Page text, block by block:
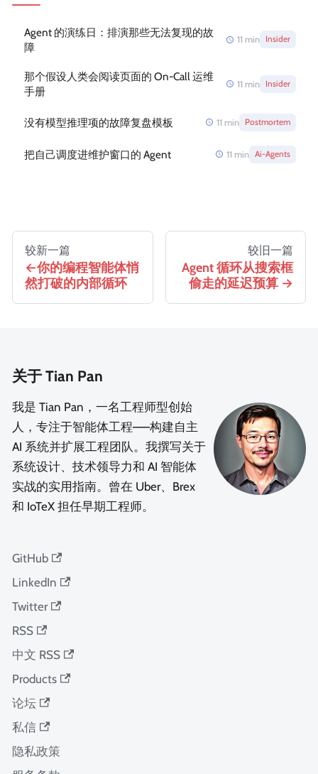
Agent 的演练日：排演那些无法复现的故
障
11 min Insider
那个假设人类会阅读页面的 On-Call 运维
手册
11 min Insider
没有模型推理项的故障复盘模板 11 min Postmortem
把自己调度进维护窗口的 Agent 11 min Ai-Agents
较新一篇
你的编程智能体悄
然打破的内部循环
较旧一篇
Agent 循环从搜索框
偷走的延迟预算
关于 Tian Pan
我是 Tian Pan，一名工程师型创始
人，专注于智能体工程——构建自主
AI 系统并扩展工程团队。我撰写关于
系统设计、技术领导力和 AI 智能体
实战的实用指南。曾在 Uber、Brex
和 IoTeX 担任早期工程师。
GitHub
LinkedIn
Twitter
RSS
中文 RSS
Products
论坛
私信
隐私政策